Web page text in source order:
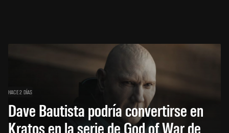
HACE 2 DÍAS
Dave Bautista podría convertirse en
Kratos en la serie de God of War de